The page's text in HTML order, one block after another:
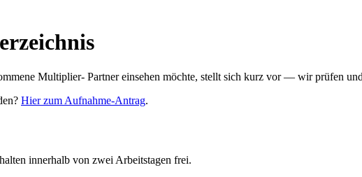
Multiplier- Partner einsehen möchte, stellt sich kurz vor — wir prüfen
Hier zum Aufnahme-Antrag.
innerhalb von zwei Arbeitstagen frei.